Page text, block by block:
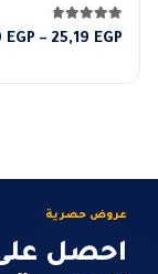
4.67 من 5
25,19 EGP
–
EGP
عروض حصرية
احصل